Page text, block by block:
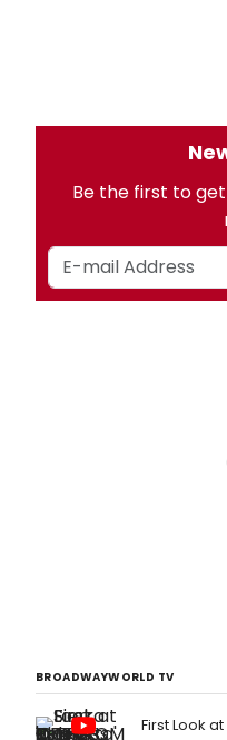
Be the first to
BROADWAYWORLD TV
First Look